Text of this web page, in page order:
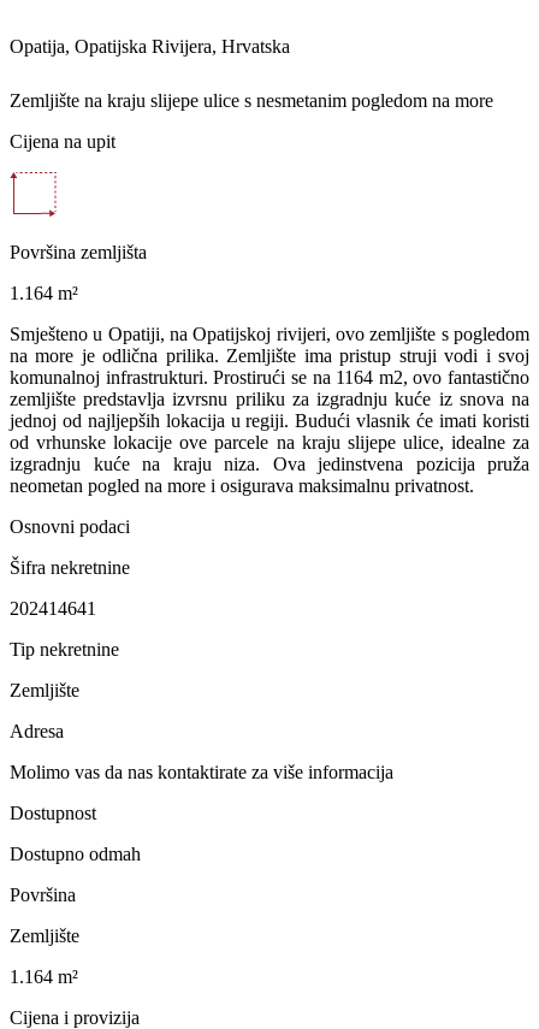
Opatija, Opatijska Rivijera, Hrvatska
Zemljište na kraju slijepe ulice s nesmetanim pogledom na more
Cijena na upit
Površina zemljišta
1.164 m²
Smješteno u Opatiji, na Opatijskoj rivijeri, ovo zemljište s pogledom
na more je odlična prilika. Zemljište ima pristup struji vodi i svoj
komunalnoj infrastrukturi. Prostirući se na 1164 m2, ovo fantastično
zemljište predstavlja izvrsnu priliku za izgradnju kuće iz snova na
jednoj od najljepših lokacija u regiji. Budući vlasnik će imati koristi
od vrhunske lokacije ove parcele na kraju slijepe ulice, idealne za
izgradnju kuće na kraju niza. Ova jedinstvena pozicija pruža
neometan pogled na more i osigurava maksimalnu privatnost.
Osnovni podaci
Šifra nekretnine
202414641
Tip nekretnine
Zemljište
Adresa
Molimo vas da nas kontaktirate za više informacija
Dostupnost
Dostupno odmah
Površina
Zemljište
1.164 m²
Cijena i provizija